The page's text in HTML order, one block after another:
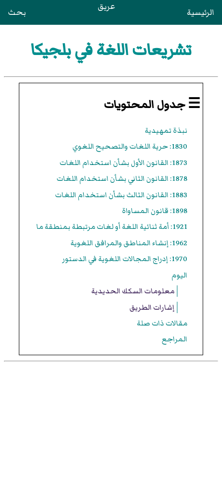
الرئيسية عريق بحث
تشريعات اللغة في بلجيكا
☰ جدول المحتويات
نبذة تمهيدية
1830: حرية اللغات والتصحيح اللغوي
1873: القانون الأول بشأن استخدام اللغات
1878: القانون الثاني بشأن استخدام اللغات
1883: القانون الثالث بشأن استخدام اللغات
1898: قانون المساواة
1921: أمة ثنائية اللغة أو لغات مرتبطة بمنطقة ما
1962: إنشاء المناطق والمرافق اللغوية
1970: إدراج المجالات اللغوية في الدستور
اليوم
معلومات السكك الحديدية
إشارات الطريق
مقالات ذات صلة
المراجع